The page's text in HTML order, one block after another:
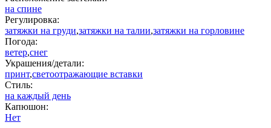
на спине
Регулировка:
затяжки на груди,затяжки на талии,затяжки на горловине
Погода:
ветер,снег
Украшения/детали:
принт,светоотражающие вставки
Стиль:
на каждый день
Капюшон:
Нет